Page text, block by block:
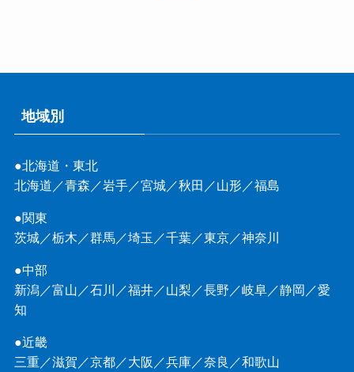
地域別
●北海道・東北
北海道 ／青森 ／岩手／宮城／秋田 ／山形／福島
●関東
茨城／栃木 ／群馬／埼玉 ／千葉／東京／神奈川
●中部
新潟／富山 ／石川 ／福井／山梨 ／長野 ／岐阜／静岡 ／愛
知
●近畿
三重／滋賀 ／京都／大阪 ／兵庫／奈良 ／和歌山